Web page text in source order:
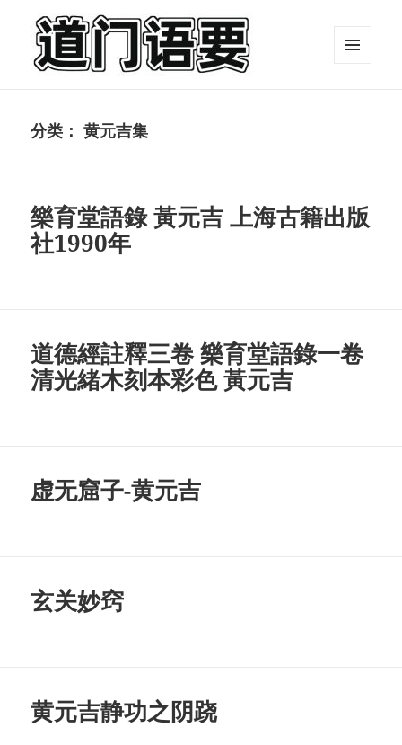
分类：黄元吉集
樂育堂語錄 黃元吉 上海古籍出版
社1990年
道德經註釋三卷 樂育堂語錄一卷
清光緒木刻本彩色 黃元吉
虚无窟子-黄元吉
玄关妙窍
黄元吉静功之阴跷